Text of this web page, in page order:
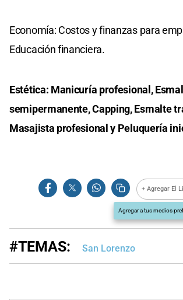
Economía: Costos y finanzas para
Educación financiera.
Estética: Manicuría profesional,
semipermanente, Capping, Esmalte
Masajista profesional y Peluquería
+ Agregar El
Agregar a tus medios
#TEMAS: San Lorenzo